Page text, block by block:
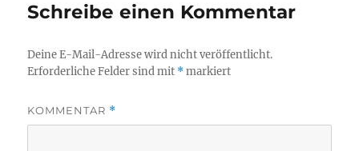
Schreibe einen Kommentar
Deine E-Mail-Adresse wird nicht veröffentlicht.
Erforderliche Felder sind mit *markiert
KOMMENTAR *